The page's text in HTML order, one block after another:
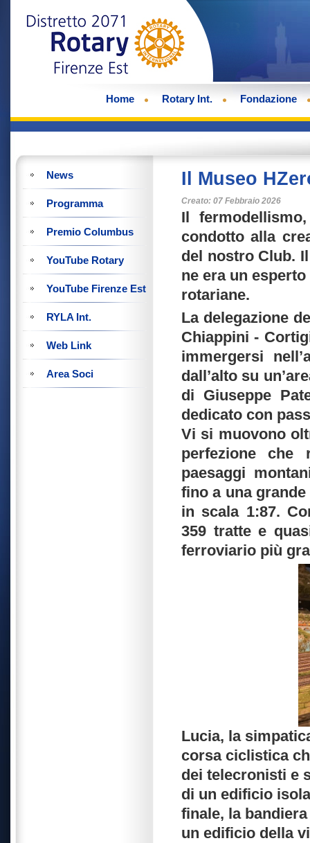
Home Rotary Int. Fondazione
News
Programma
Premio Columbus
YouTube Rotary
YouTube Firenze Est
RYLA Int.
Web Link
Area Soci
Il Museo
Creato: 07 Febbraio 2026
Il
condotto alla
del nostro Club.
ne era un
rotariane.
La delegazione
Chiappini -
immergersi
dall’alto su
di Giuseppe
dedicato con
Vi si muovono
perfezione che
paesaggi
fino a una
in scala 1:87.
359 tratte e
ferroviario più
Lucia, la
corsa ciclistica
dei telecronisti e
di un edificio
finale, la
un edificio della